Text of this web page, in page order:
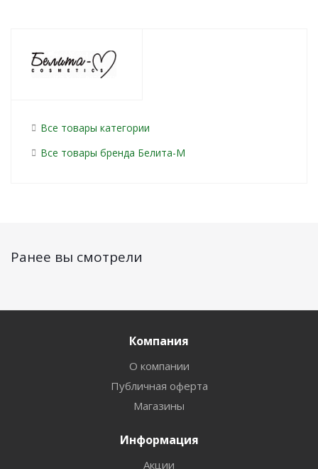
Все товары категории
Все товары бренда Белита-М
Ранее вы смотрели
Компания
О компании
Публичная оферта
Магазины
Информация
Акции